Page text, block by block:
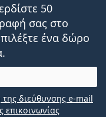
50
σας στο
ένα δώρο
διεύθυνσης e-mail